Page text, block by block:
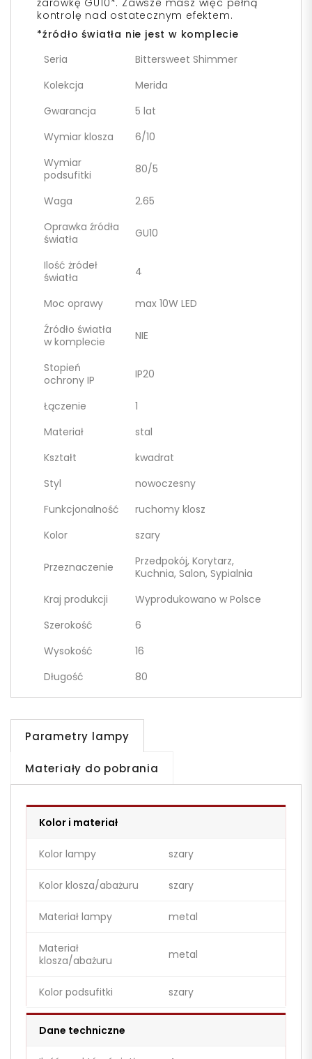
żarówkę GU10*. Zawsze masz więc pełną
kontrolę nad ostatecznym efektem.
*źródło światła nie jest w komplecie
Seria
Bittersweet Shimmer
Kolekcja
Merida
Gwarancja
5 lat
Wymiar klosza
6/10
Wymiar
podsufitki
80/5
Waga
2.65
Oprawka źródła
światła
GU10
Ilość żródeł
światła
4
Moc oprawy
max 10W LED
Źródło światła
w komplecie
NIE
Stopień
ochrony IP
IP20
Łączenie
1
Materiał
stal
Kształt
kwadrat
Styl
nowoczesny
Funkcjonalność
ruchomy klosz
Kolor
szary
Przeznaczenie
Przedpokój, Korytarz,
Kuchnia, Salon, Sypialnia
Kraj produkcji
Wyprodukowano w Polsce
Szerokość
6
Wysokość
16
Długość
80
Parametry lampy
Materiały do pobrania
Kolor i materiał
Kolor lampy szary
Kolor klosza/abażuru szary
Materiał lampy metal
Materiał
klosza/abażuru
metal
Kolor podsufitki szary
Dane techniczne